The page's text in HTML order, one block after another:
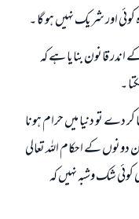
اور شریک نہیں ہو گا ۔
قانون بنایا ہے کہ
۔
دے تو دنیا میں حرام ہونا
کے احکام اللہ تعالی
شک وشبہ نہیں کہ